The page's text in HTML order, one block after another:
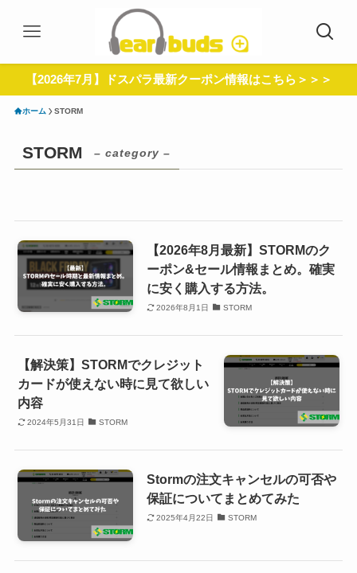
【2026年7月】ドスパラ最新クーポン情報はこちら＞＞＞
ホーム STORM
STORM – category –
【2026年8月最新】STORMのク
ーポン&セール情報まとめ。確実
に安く購入する方法。
2026年8月1日 STORM
【解決策】STORMでクレジット
カードが使えない時に見て欲しい
内容
2024年5月31日 STORM
Stormの注文キャンセルの可否や
保証についてまとめてみた
2025年4月22日 STORM